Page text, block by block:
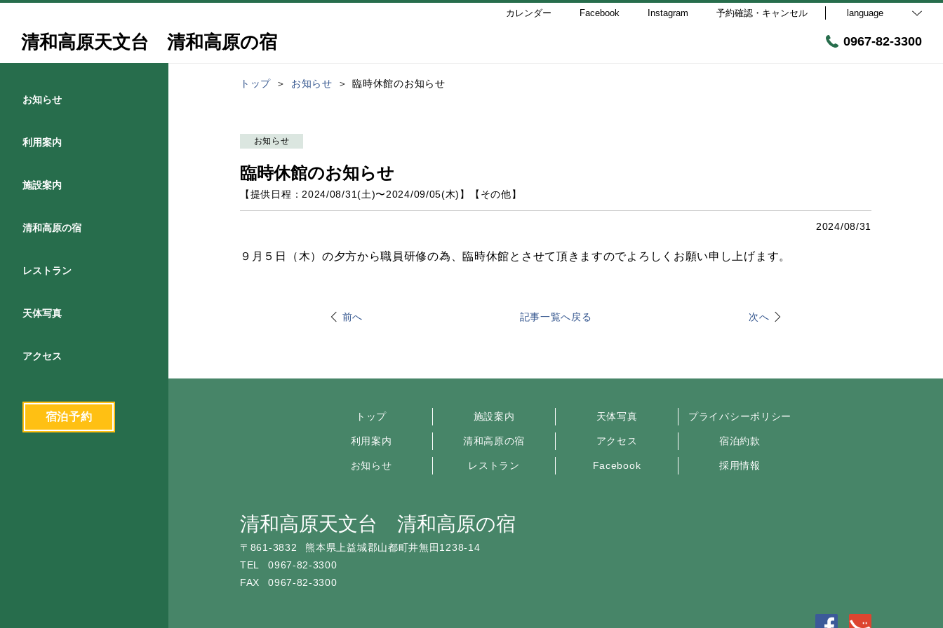
カレンダー Facebook Instagram 予約確認・キャンセル language
清和高原天文台 清和高原の宿 0967-82-3300
お知らせ
利用案内
施設案内
清和高原の宿
レストラン
天体写真
アクセス
宿泊予約
トップ お知らせ 臨時休館のお知らせ
お知らせ
臨時休館のお知らせ
【提供日程： 2024/08/31(土)〜2024/09/05(木) 】 【 その他】
2024/08/31
９月５日（木）の夕方から職員研修の為、臨時休館とさせて頂きますのでよろしくお願い申し上げます。
前へ 記事一覧へ戻る 次へ
トップ
利用案内
お知らせ
施設案内
清和高原の宿
レストラン
天体写真
アクセス
Facebook
プライバシーポリシー
宿泊約款
採用情報
清和高原天文台 清和高原の宿
〒 861-3832
熊本県上益城郡山都町井無田1238-14
TEL
0967-82-3300
FAX
0967-82-3300